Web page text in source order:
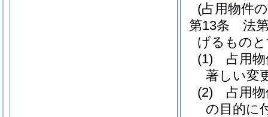
(占用物件
第13条
法
げるもの
(1)
占用
著しい変
(2)
占用
の目的に